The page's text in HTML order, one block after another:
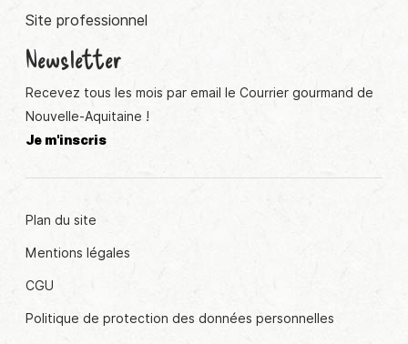
Site professionnel
Newsletter
Recevez tous les mois par email le Courrier gourmand de
Nouvelle-Aquitaine !
Je m'inscris
Plan du site
Mentions légales
CGU
Politique de protection des données personnelles